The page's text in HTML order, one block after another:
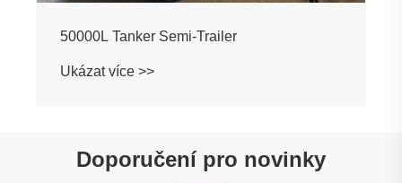
50000L Tanker Semi-Trailer
Ukázat více >>
Doporučení pro novinky